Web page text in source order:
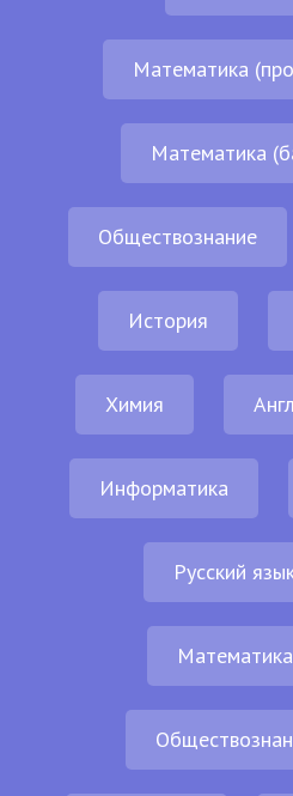
Математика
Математика
Обществознание
История
Химия
Информатика
Русский